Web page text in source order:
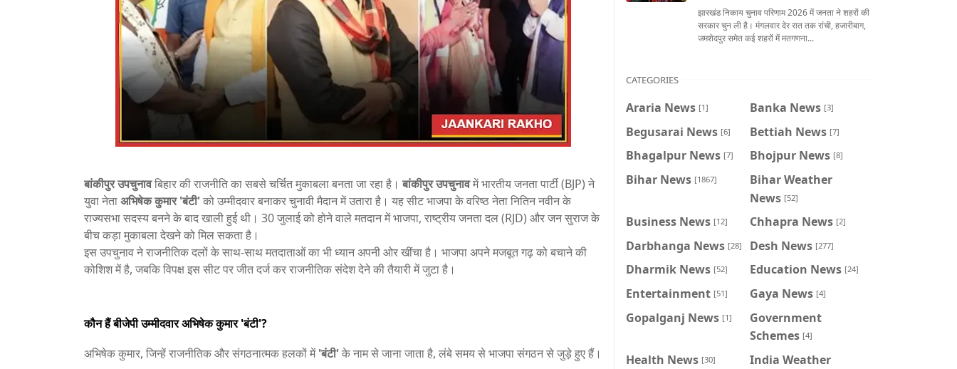
बांकीपुर उपचुनावबिहार की राजनीति का सबसे चर्चित मुकाबला बनता जा रहा है।बांकीपुर उपचुनावमें भारतीय जनता पार्टी (BJP) ने
युवा नेताअभिषेक कुमार 'बंटी'को उम्मीदवार बनाकर चुनावी मैदान में उतारा है। यह सीट भाजपा के वरिष्ठ नेता नितिन नवीन के
राज्यसभा सदस्य बनने के बाद खाली हुई थी। 30 जुलाई को होने वाले मतदान में भाजपा, राष्ट्रीय जनता दल (RJD) और जन सुराज के
बीच कड़ा मुकाबला देखने को मिल सकता है।
इस उपचुनाव ने राजनीतिक दलों के साथ-साथ मतदाताओं का भी ध्यान अपनी ओर खींचा है। भाजपा अपने मजबूत गढ़ को बचाने की
कोशिश में है, जबकि विपक्ष इस सीट पर जीत दर्ज कर राजनीतिक संदेश देने की तैयारी में जुटा है।
कौन हैं बीजेपी उम्मीदवार अभिषेक कुमार 'बंटी'?
अभिषेक कुमार, जिन्हें राजनीतिक और संगठनात्मक हलकों में'बंटी'के नाम से जाना जाता है, लंबे समय से भाजपा संगठन से जुड़े हुए हैं।
झारखंड निकाय चुनाव परिणाम 2026 में जनता ने शहरों की
सरकार चुन ली है। मंगलवार देर रात तक रांची, हजारीबाग,
जमशेदपुर समेत कई शहरों में मतगणना...
CATEGORIES
Araria News [1] Banka News [3]
Begusarai News [6] Bettiah News [7]
Bhagalpur News [7] Bhojpur News [8]
Bihar News [1867]
Bihar Weather
News [52]
Business News [12] Chhapra News [2]
Darbhanga News [28] Desh News [277]
Dharmik News [52] Education News [24]
Entertainment [51] Gaya News [4]
Gopalganj News [1]
Government
Schemes [4]
Health News [30]
India Weather